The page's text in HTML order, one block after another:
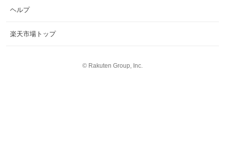
ヘルプ
楽天市場トップ
© Rakuten Group, Inc.